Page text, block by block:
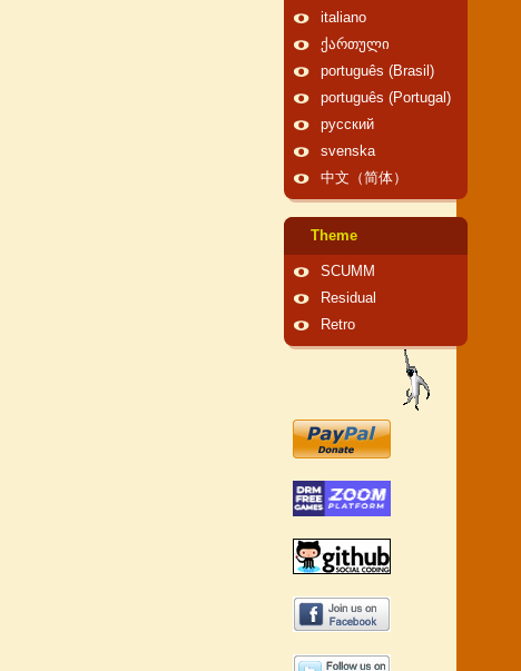
italiano
ქართული
português (Brasil)
português (Portugal)
русский
svenska
中文（简体）
Theme
SCUMM
Residual
Retro